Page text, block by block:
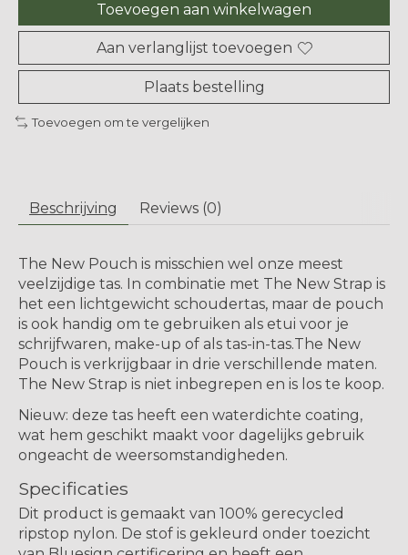
Toevoegen aan winkelwagen
Aan verlanglijst toevoegen
Plaats bestelling
Toevoegen om te vergelijken
Beschrijving Reviews (0)
The New Pouch is misschien wel onze meest
veelzijdige tas. In combinatie met The New Strap is
het een lichtgewicht schoudertas, maar de pouch
is ook handig om te gebruiken als etui voor je
schrijfwaren, make-up of als tas-in-tas.The New
Pouch is verkrijgbaar in drie verschillende maten.
The New Strap is niet inbegrepen en is los te koop.
Nieuw: deze tas heeft een waterdichte coating,
wat hem geschikt maakt voor dagelijks gebruik
ongeacht de weersomstandigheden.
Specificaties
Dit product is gemaakt van 100% gerecycled
ripstop nylon. De stof is gekleurd onder toezicht